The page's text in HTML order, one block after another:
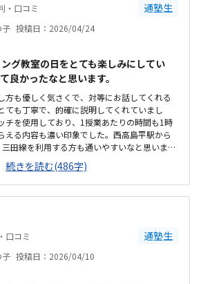
・口コミ 通塾生
子 投稿日：2026/04/24
グ教室の日をとても楽しみにしてい
良かったなと思います。
方も優しく気さくで、対等にお話してくれる
ても丁寧で、的確に説明してくれていまし
チを使用しており、1授業あたりの時間も1時
える内容も濃い印象でした。西高島平駅から
田線を利用する方も通いやすいなと思いまし
ない住宅街なので、安全に通えます。とても
できる雰囲気です。パソコンも4台ほどあり、
ことなども教えていただけます。授業内容や
とても良心的な料金設定だと思います。10,00
いたので、予算内に通えてよかったです。先
がある先生で安心感があるところが良かった
に授業を受けていたところや、子どもが体験
ちらの教室に通う決め手になりました。1授業
ムなので、個人のペースで進められればもっ
続きを読む(486字)
口コミ 通塾生
子 投稿日：2026/04/10